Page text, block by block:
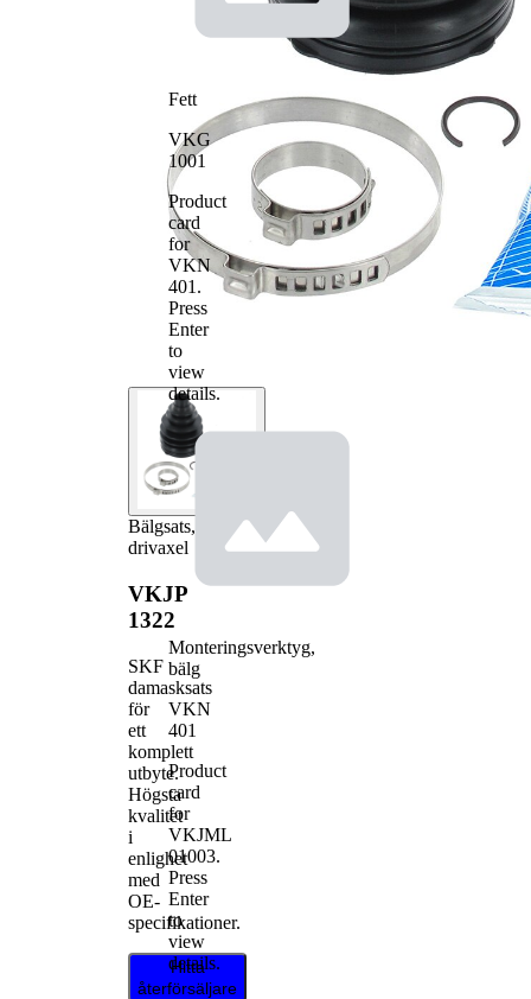
Bälgsats,
drivaxel
VKJP
1322
SKF
damasksats
för
ett
komplett
utbyte.
Högsta
kvalitet
i
enlighet
med
OE-
specifikationer.
Hitta
återförsäljare
Fett
VKG
1001
Product
card
for
VKN
401 .
Press
Enter
to
view
details.
Monteringsverktyg,
bälg
VKN
401
Product
card
for
VKJML
01003.
Press
Enter
to
view
details.